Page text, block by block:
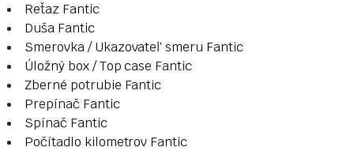
Reťaz Fantic
Duša Fantic
Smerovka / Ukazovateľ smeru Fantic
Úložný box / Top case Fantic
Zberné potrubie Fantic
Prepínač Fantic
Spínač Fantic
Počítadlo kilometrov Fantic